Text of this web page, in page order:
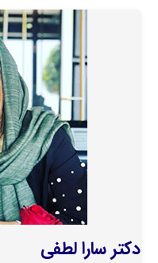
دكتر سارا لطفى